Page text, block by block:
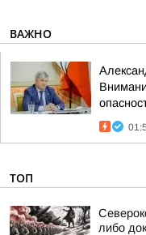
ВАЖНО
ТОП
либо